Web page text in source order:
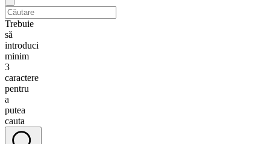
Trebuie
să
introduci
minim
3
caractere
pentru
a
putea
cauta